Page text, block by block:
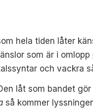
hela tiden låter
som är i omlopp
och vackra
låt som bandet
så kommer